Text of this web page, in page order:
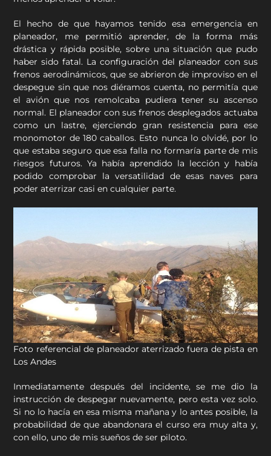
El hecho de que hayamos tenido esa emergencia en
planeador, me permitió aprender, de la forma más
drástica y rápida posible, sobre una situación que pudo
haber sido fatal. La configuración del planeador con sus
frenos aerodinámicos, que se abrieron de improviso en el
despegue sin que nos diéramos cuenta, no permitía que
el avión que nos remolcaba pudiera tener su ascenso
normal. El planeador con sus frenos desplegados actuaba
como un lastre, ejerciendo gran resistencia para ese
monomotor de 180 caballos. Esto nunca lo olvidé, por lo
que estaba seguro que esa falla no formaría parte de mis
riesgos futuros. Ya había aprendido la lección y había
podido comprobar la versatilidad de esas naves para
poder aterrizar casi en cualquier parte.
Foto referencial de planeador aterrizado fuera de pista en
Los Andes
Inmediatamente después del incidente, se me dio la
instrucción de despegar nuevamente, pero esta vez solo.
Si no lo hacía en esa misma mañana y lo antes posible, la
probabilidad de que abandonara el curso era muy alta y,
con ello, uno de mis sueños de ser piloto.